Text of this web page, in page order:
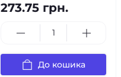
273.75 грн.
До кошика